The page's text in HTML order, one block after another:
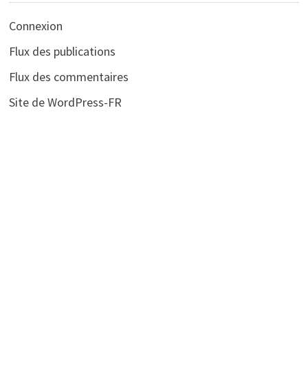
Connexion
Flux des publications
Flux des commentaires
Site de WordPress-FR